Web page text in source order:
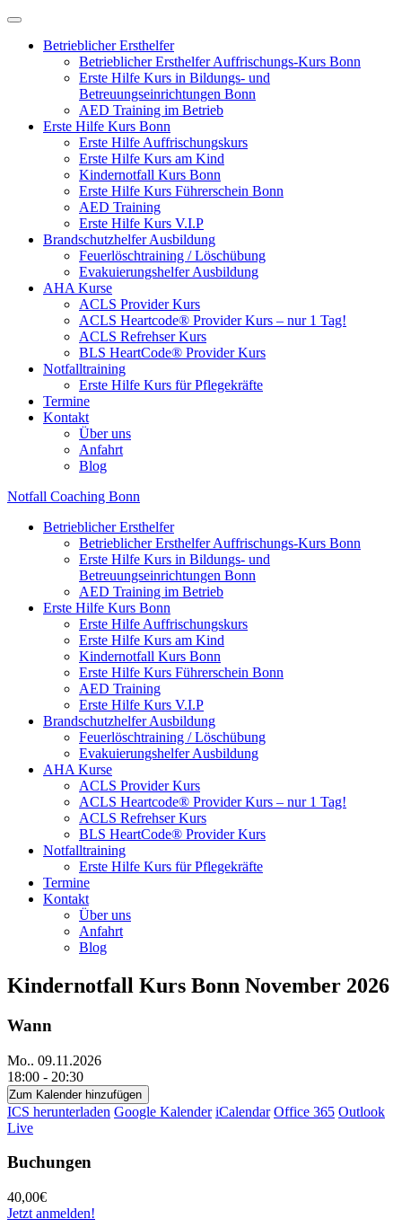
Betrieblicher Ersthelfer
Betrieblicher Ersthelfer Auffrischungs-Kurs Bonn
Erste Hilfe Kurs in Bildungs- und
Betreuungseinrichtungen Bonn
AED Training im Betrieb
Erste Hilfe Kurs Bonn
Erste Hilfe Auffrischungskurs
Erste Hilfe Kurs am Kind
Kindernotfall Kurs Bonn
Erste Hilfe Kurs Führerschein Bonn
AED Training
Erste Hilfe Kurs V.I.P
Brandschutzhelfer Ausbildung
Feuerlöschtraining / Löschübung
Evakuierungshelfer Ausbildung
AHA Kurse
ACLS Provider Kurs
ACLS Heartcode® Provider Kurs – nur 1 Tag!
ACLS Refrehser Kurs
BLS HeartCode® Provider Kurs
Notfalltraining
Erste Hilfe Kurs für Pflegekräfte
Termine
Kontakt
Über uns
Anfahrt
Blog
Notfall Coaching Bonn
Betrieblicher Ersthelfer
Betrieblicher Ersthelfer Auffrischungs-Kurs Bonn
Erste Hilfe Kurs in Bildungs- und
Betreuungseinrichtungen Bonn
AED Training im Betrieb
Erste Hilfe Kurs Bonn
Erste Hilfe Auffrischungskurs
Erste Hilfe Kurs am Kind
Kindernotfall Kurs Bonn
Erste Hilfe Kurs Führerschein Bonn
AED Training
Erste Hilfe Kurs V.I.P
Brandschutzhelfer Ausbildung
Feuerlöschtraining / Löschübung
Evakuierungshelfer Ausbildung
AHA Kurse
ACLS Provider Kurs
ACLS Heartcode® Provider Kurs – nur 1 Tag!
ACLS Refrehser Kurs
BLS HeartCode® Provider Kurs
Notfalltraining
Erste Hilfe Kurs für Pflegekräfte
Termine
Kontakt
Über uns
Anfahrt
Blog
Kindernotfall Kurs Bonn November 2026
Wann
Mo.. 09.11.2026
18:00 - 20:30
Zum Kalender hinzufügen
ICS herunterladen Google Kalender iCalendar Office 365 Outlook
Live
Buchungen
40,00€
Jetzt anmelden!